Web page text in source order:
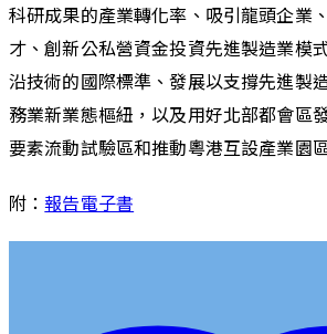
科研成果的產業轉化率、吸引龍頭企業
才、創新公私營資金投資先進製造業模
沿技術的國際標準、發展以支撐先進製
務業新業態樞紐，以及用好北部都會區
要素流動試驗區和推動粵港互設產業園
附：報告電子書